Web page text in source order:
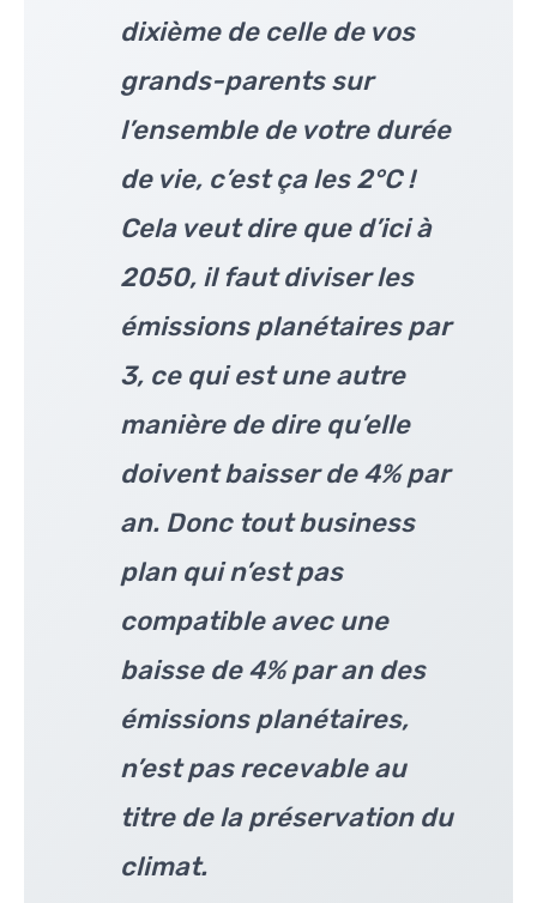
dixième de celle de vos
grands-parents sur
l’ensemble de votre durée
de vie, c’est ça les 2°C !
Cela veut dire que d’ici à
2050, il faut diviser les
émissions planétaires par
3, ce qui est une autre
manière de dire qu’elle
doivent baisser de 4% par
an. Donc tout business
plan qui n’est pas
compatible avec une
baisse de 4% par an des
émissions planétaires,
n’est pas recevable au
titre de la préservation du
climat.